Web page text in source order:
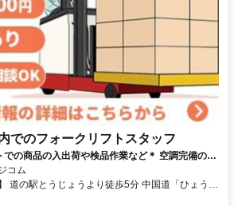
でのフォークリフトスタッフ
品の入出荷や検品作業など＊ 空調完備の倉
迎＊基本土日祝休み
コム
道の駅とうじょうより徒歩5分 中国道「ひょうご